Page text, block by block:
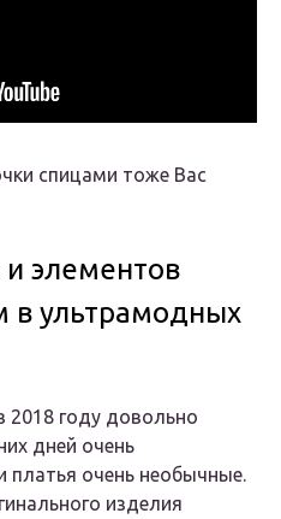
спицами тоже Вас
и элементов
в ультрамодных
2018 году довольно
дней очень
платья очень необычные.
изделия